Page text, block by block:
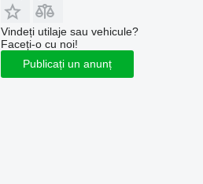
Vindeți utilaje sau vehicule?
Faceți-o cu noi!
Publicați un anunț